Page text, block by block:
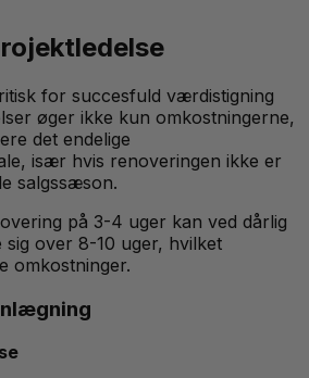
for succesfuld værdistigning
øger ikke kun omkostningerne,
det endelige
især hvis renoveringen ikke er
salgssæson.
på 3-4 uger kan ved dårlig
over 8-10 uger, hvilket
omkostninger.